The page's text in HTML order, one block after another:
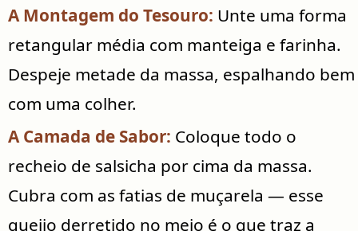
A Montagem do Tesouro: Unte uma forma
retangular média com manteiga e farinha.
Despeje metade da massa, espalhando bem
com uma colher.
A Camada de Sabor: Coloque todo o
recheio de salsicha por cima da massa.
Cubra com as fatias de muçarela — esse
queijo derretido no meio é o que traz a